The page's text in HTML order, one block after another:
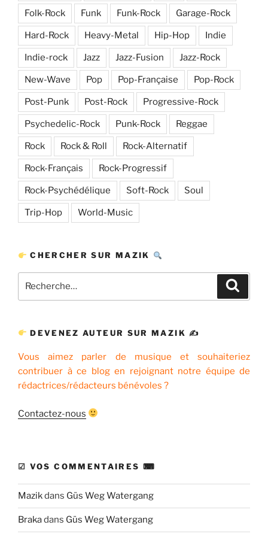
Folk-Rock Funk Funk-Rock Garage-Rock
Hard-Rock Heavy-Metal Hip-Hop Indie
Indie-rock Jazz Jazz-Fusion Jazz-Rock
New-Wave Pop Pop-Française Pop-Rock
Post-Punk Post-Rock Progressive-Rock
Psychedelic-Rock Punk-Rock Reggae
Rock Rock & Roll Rock-Alternatif
Rock-Français Rock-Progressif
Rock-Psychédélique Soft-Rock Soul
Trip-Hop World-Music
CHERCHER SUR MAZIK
pour
DEVENEZ AUTEUR SUR MAZIK ✍
Vous aimez parler de musique et souhaiteriez
contribuer à ce blog en rejoignant notre équipe de
rédactrices/rédacteurs bénévoles ?
Contactez-nous
☑ VOS COMMENTAIRES ⌨
Mazikdans Güs Weg Watergang
Brakadans Güs Weg Watergang